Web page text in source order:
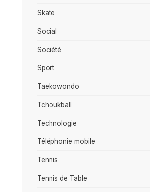
Skate
Social
Société
Sport
Taekowondo
Tchoukball
Technologie
Téléphonie mobile
Tennis
Tennis de Table